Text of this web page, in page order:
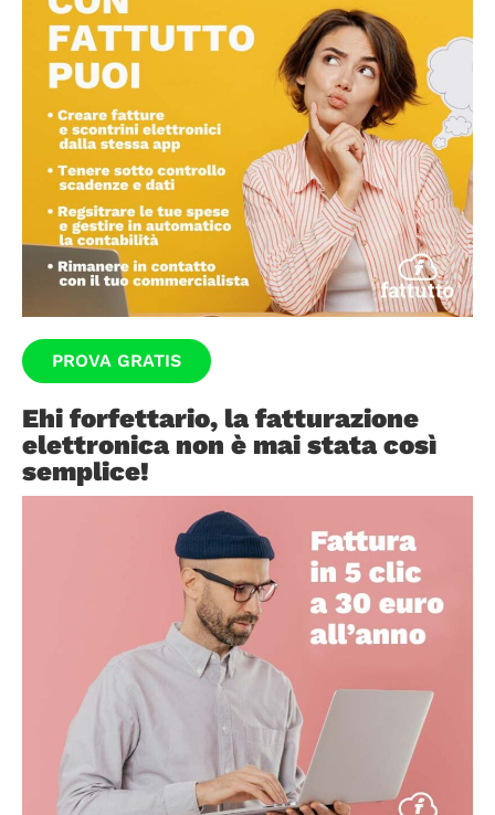
PROVA GRATIS
Ehi forfettario, la fatturazione
elettronica non è mai stata così
semplice!